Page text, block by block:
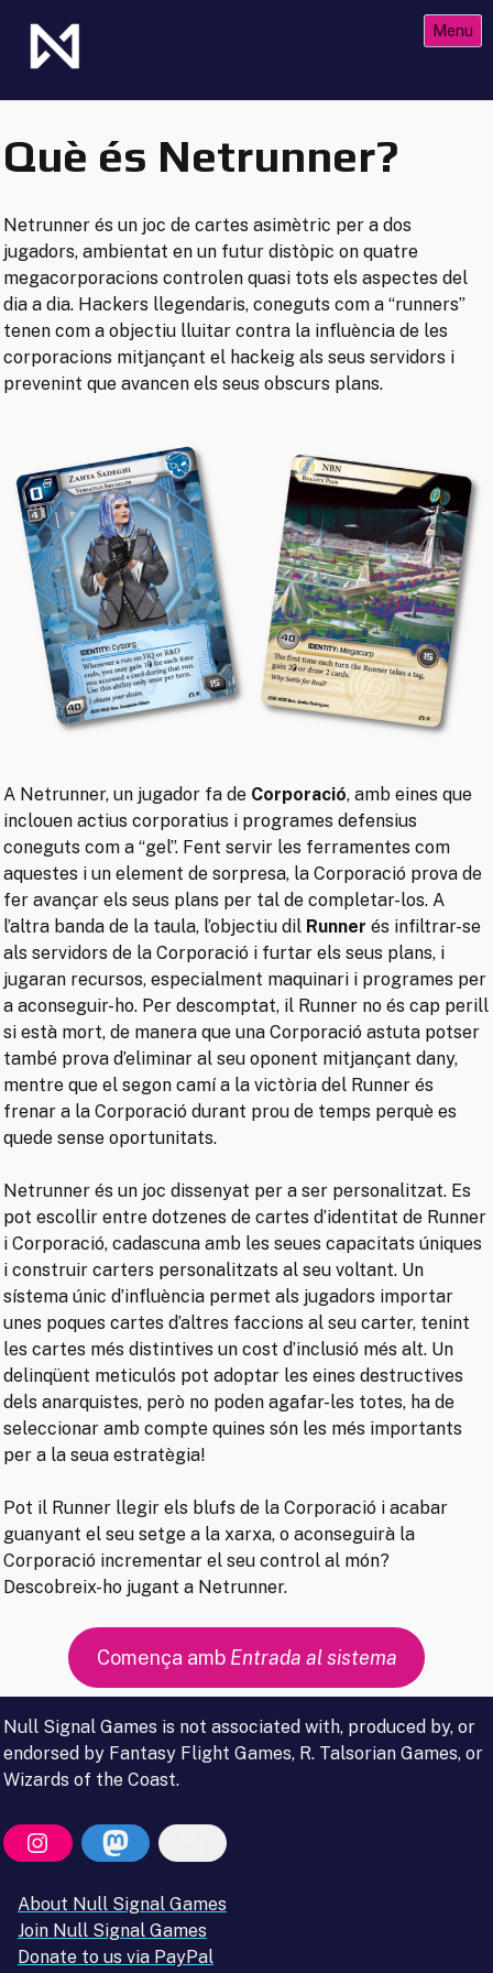
content
Menu
Què és Netrunner?
Netrunner és un joc de cartes asimètric per a dos
jugadors, ambientat en un futur distòpic on quatre
megacorporacions controlen quasi tots els aspectes del
dia a dia. Hackers llegendaris, coneguts com a “runners”
tenen com a objectiu lluitar contra la influència de les
corporacions mitjançant el hackeig als seus servidors i
prevenint que avancen els seus obscurs plans.
A Netrunner, un jugador fa de Corporació, amb eines que
inclouen actius corporatius i programes defensius
coneguts com a “gel”. Fent servir les ferramentes com
aquestes i un element de sorpresa, la Corporació prova de
fer avançar els seus plans per tal de completar-los. A
l’altra banda de la taula, l’objectiu dil Runner és infiltrar-se
als servidors de la Corporació i furtar els seus plans, i
jugaran recursos, especialment maquinari i programes per
a aconseguir-ho. Per descomptat, il Runner no és cap perill
si està mort, de manera que una Corporació astuta potser
també prova d’eliminar al seu oponent mitjançant dany,
mentre que el segon camí a la victòria del Runner és
frenar a la Corporació durant prou de temps perquè es
quede sense oportunitats.
Netrunner és un joc dissenyat per a ser personalitzat. Es
pot escollir entre dotzenes de cartes d’identitat de Runner
i Corporació, cadascuna amb les seues capacitats úniques
i construir carters personalitzats al seu voltant. Un
sístema únic d’influència permet als jugadors importar
unes poques cartes d’altres faccions al seu carter, tenint
les cartes més distintives un cost d’inclusió més alt. Un
delinqüent meticulós pot adoptar les eines destructives
dels anarquistes, però no poden agafar-les totes, ha de
seleccionar amb compte quines són les més importants
per a la seua estratègia!
Pot il Runner llegir els blufs de la Corporació i acabar
guanyant el seu setge a la xarxa, o aconseguirà la
Corporació incrementar el seu control al món?
Descobreix-ho jugant a Netrunner.
Comença amb Entrada al sistema
Null Signal Games is not associated with, produced by, or
endorsed by Fantasy Flight Games, R. Talsorian Games, or
Wizards of the Coast.
About Null Signal Games
Join Null Signal Games
Donate to us via PayPal